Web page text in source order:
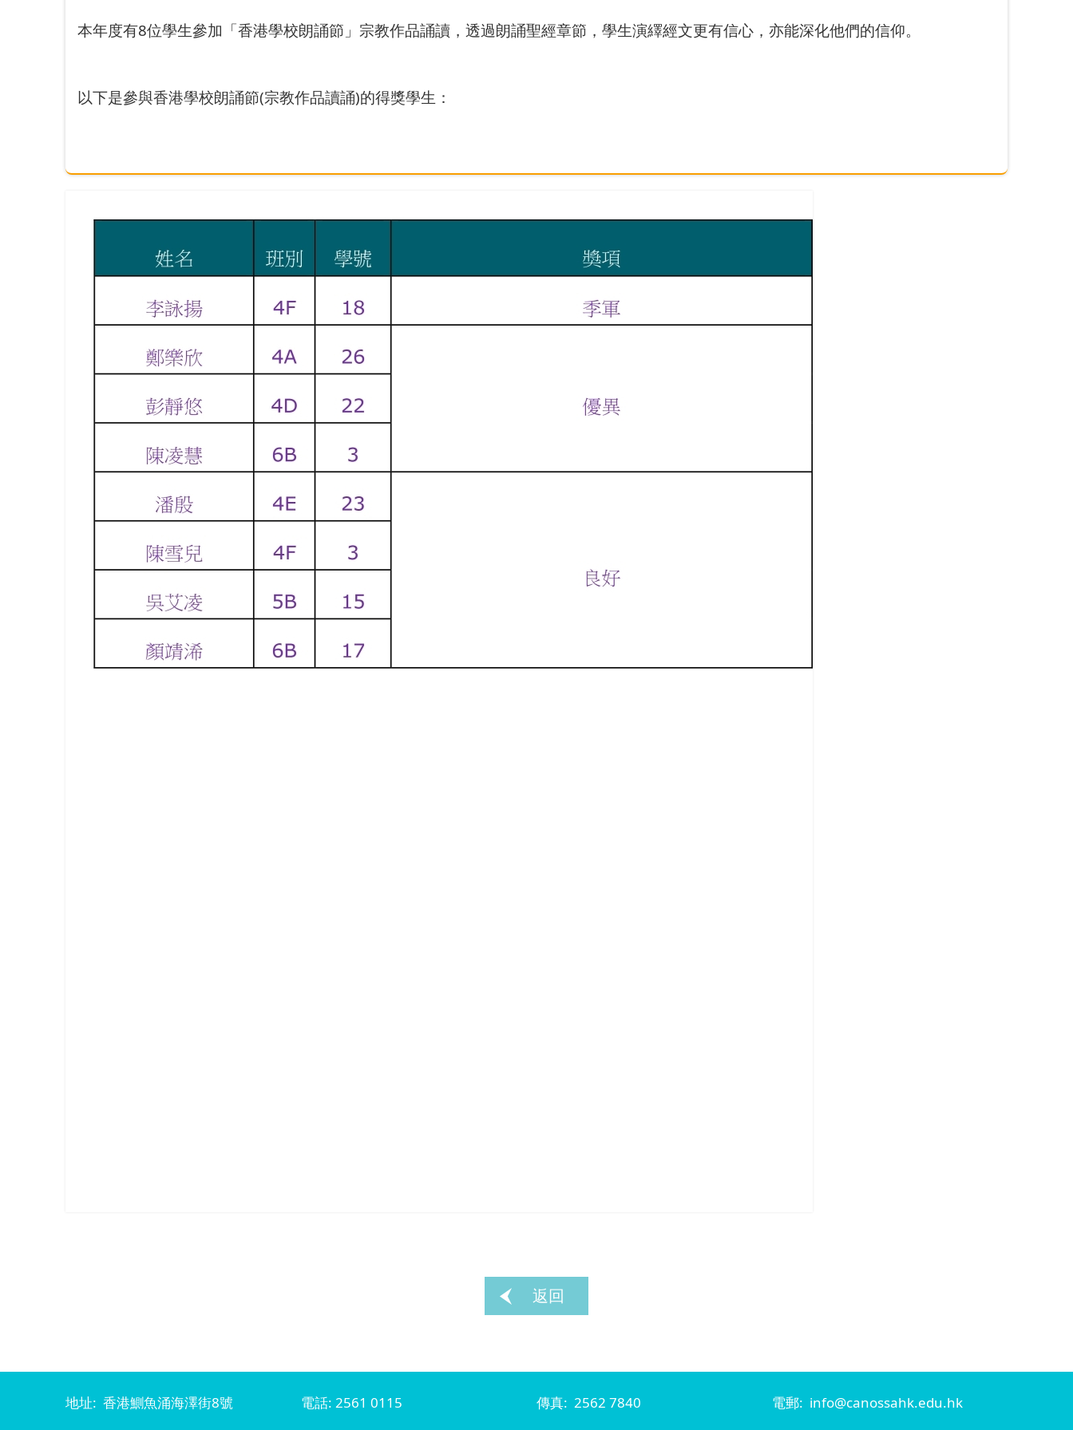
本年度有8位學生參加「香港學校朗誦節」宗教作品誦讀，透過朗誦聖經章節，學生演繹經文更有信心，亦能深化他們的信仰。
以下是參與香港學校朗誦節(宗教作品讀誦)的得獎學生：
返回
地址: 香港鰂魚涌海澤街8號 電話: 2561 0115 傳真: 2562 7840 電郵: info@canossahk.edu.hk